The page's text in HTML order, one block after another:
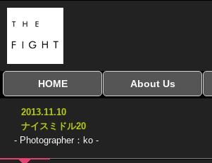
HOME
全興行を表示
ナイスミドル
アマチュアキック
協議会
全日本学生キック
建武館キッズ大会
Bigbang
おやじファイト
About Us
2013.11.10
ナイスミドル20
- Photographer：ko -